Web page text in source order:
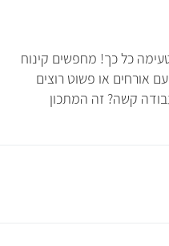
כל כך! מחפשים קינוח
אורחים או פשוט רוצים
קשה? זה המתכון